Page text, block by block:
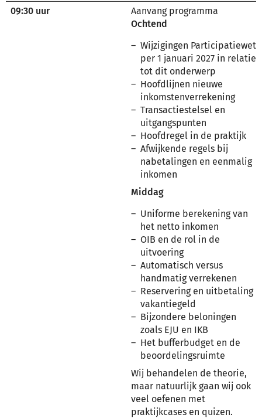
09:30 uur
Aanvang programma
Ochtend
Wijzigingen Participatiewet
per 1 januari 2027 in relatie
tot dit onderwerp
Hoofdlijnen nieuwe
inkomstenverrekening
Transactiestelsel en
uitgangspunten
Hoofdregel in de praktijk
Afwijkende regels bij
nabetalingen en eenmalig
inkomen
Middag
Uniforme berekening van
het netto inkomen
OIB en de rol in de
uitvoering
Automatisch versus
handmatig verrekenen
Reservering en uitbetaling
vakantiegeld
Bijzondere beloningen
zoals EJU en IKB
Het bufferbudget en de
beoordelingsruimte
Wij behandelen de theorie,
maar natuurlijk gaan wij ook
veel oefenen met
praktijkcases en quizen.